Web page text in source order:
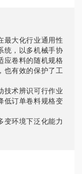
最大化行业通用性
统，以多机械手协
应卷料的随机规格
也有效的保护了工
技术辨识可行作业
低订单卷料规格变
变环境下泛化能力